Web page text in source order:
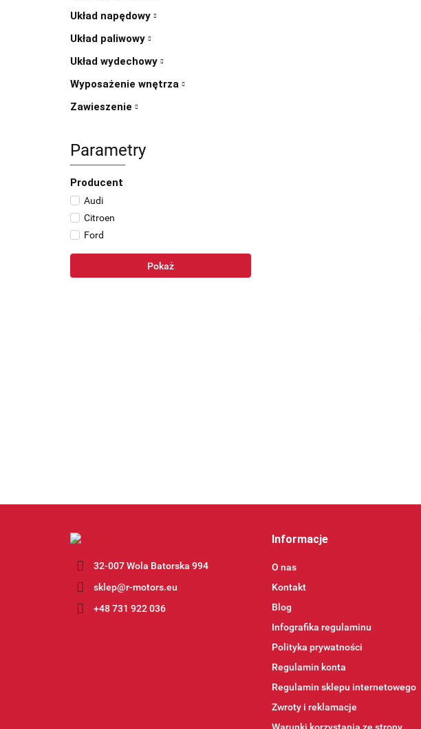
Układ napędowy
Układ paliwowy
Układ wydechowy
Wyposażenie wnętrza
Zawieszenie
Parametry
Producent
Audi
Citroen
Ford
Pokaż
32-007 Wola Batorska 994
sklep@r-motors.eu
+48 731 922 036
Informacje
O nas
Kontakt
Blog
Infografika regulaminu
Polityka prywatności
Regulamin konta
Regulamin sklepu internetowego
Zwroty i reklamacje